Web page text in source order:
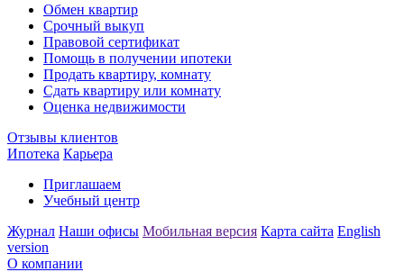
Обмен квартир
Срочный выкуп
Правовой сертификат
Помощь в получении ипотеки
Продать квартиру, комнату
Сдать квартиру или комнату
Оценка недвижимости
Отзывы клиентов
Ипотека Карьера
Приглашаем
Учебный центр
Журнал Наши офисы Мобильная версия Карта сайта English
version
О компании